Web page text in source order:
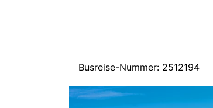
Busreise-Nummer: 2512194